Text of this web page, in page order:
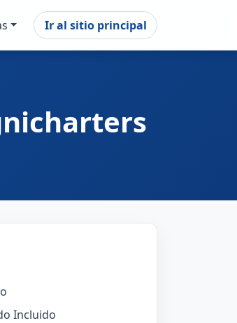
Ir al sitio principal
Incluido